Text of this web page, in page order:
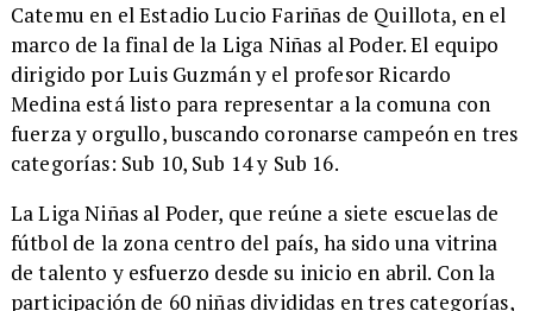
Catemu en el Estadio Lucio Fariñas de Quillota, en el
marco de la final de la Liga Niñas al Poder. El equipo
dirigido por Luis Guzmán y el profesor Ricardo
Medina está listo para representar a la comuna con
fuerza y orgullo, buscando coronarse campeón en tres
categorías: Sub 10, Sub 14 y Sub 16.
La Liga Niñas al Poder, que reúne a siete escuelas de
fútbol de la zona centro del país, ha sido una vitrina
de talento y esfuerzo desde su inicio en abril. Con la
participación de 60 niñas divididas en tres categorías,